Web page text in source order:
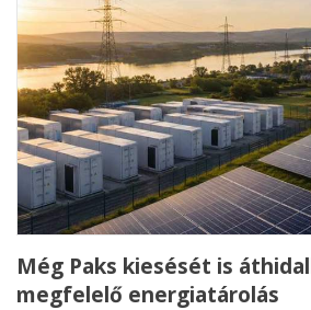
Még Paks kiesését is
megfelelő energiatárolás